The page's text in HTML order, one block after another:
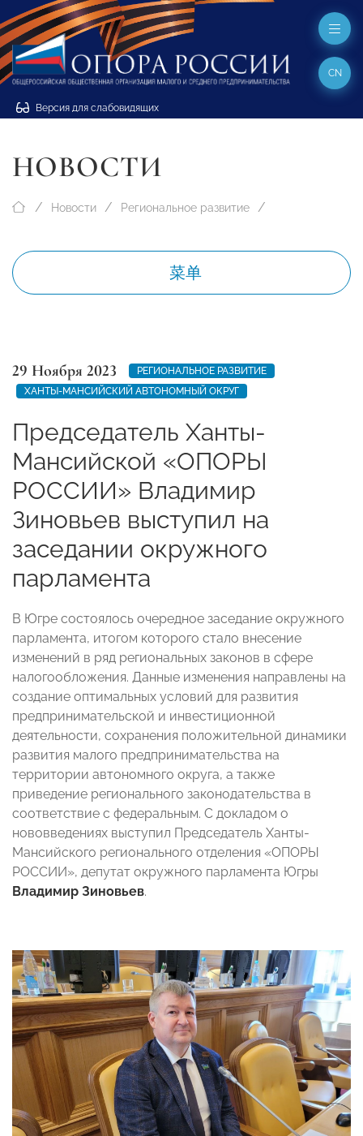
Версия для слабовидящих
CN
НОВОСТИ
Новости Региональное развитие
菜单
29 Ноября 2023
РЕГИОНАЛЬНОЕ РАЗВИТИЕ
ХАНТЫ-МАНСИЙСКИЙ АВТОНОМНЫЙ ОКРУГ
Председатель Ханты-
Мансийской «ОПОРЫ
РОССИИ» Владимир
Зиновьев выступил на
заседании окружного
парламента
В Югре состоялось очередное заседание окружного
парламента, итогом которого стало внесение
изменений в ряд региональных законов в сфере
налогообложения. Данные изменения направлены на
создание оптимальных условий для развития
предпринимательской и инвестиционной
деятельности, сохранения положительной динамики
развития малого предпринимательства на
территории автономного округа, а также
приведение регионального законодательства в
соответствие с федеральным. С докладом о
нововведениях выступил Председатель Ханты-
Мансийского регионального отделения «ОПОРЫ
РОССИИ», депутат окружного парламента Югры
Владимир Зиновьев.